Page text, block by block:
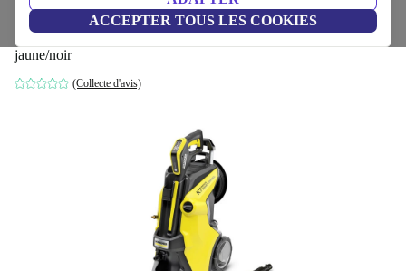
ACCEPTER TOUS LES COOKIES
Nettoyeur haute pression
jaune/noir
(Collecte d'avis)